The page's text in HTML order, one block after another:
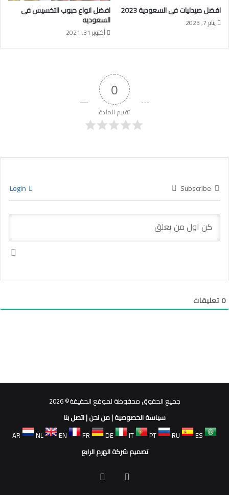
افضل صيدليات فى السعودية 2023
يناير 7, 2023
افضل انواع حبوب التخسيس فى
السعوديه
أكتوبر 31, 2021
0
تقييم المادة
Subscribe
0تعليقات
جميع الحقوق محفوظة لموقع الحقيقة© 2026
سياسة الخصوصية|من نحن|اتصل بنا
AR
NL EN FR DE IT PT RU
ES
تصميم شركة الهرم الرابع
فيسبوك